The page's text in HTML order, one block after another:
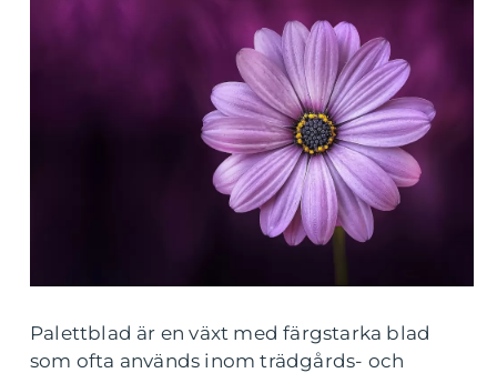
Palettblad är en växt med färgstarka blad
som ofta används inom trädgårds- och